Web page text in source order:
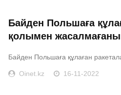
Байден Польшаға
қолымен
Байден Польшаға құлаған
Oinet.kz 16-11-2022